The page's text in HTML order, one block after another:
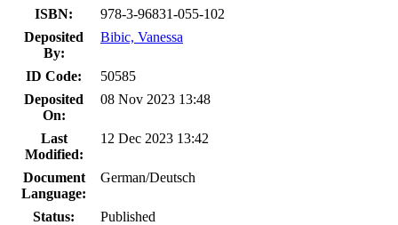
ISBN:
978-3-96831-055-102
Deposited
By:
Bibic, Vanessa
ID Code:
50585
Deposited
On:
08 Nov 2023 13:48
Last
Modified:
12 Dec 2023 13:42
Document
Language:
German/Deutsch
Status:
Published